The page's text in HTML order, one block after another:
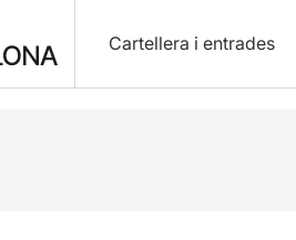
Cartellera i entrades